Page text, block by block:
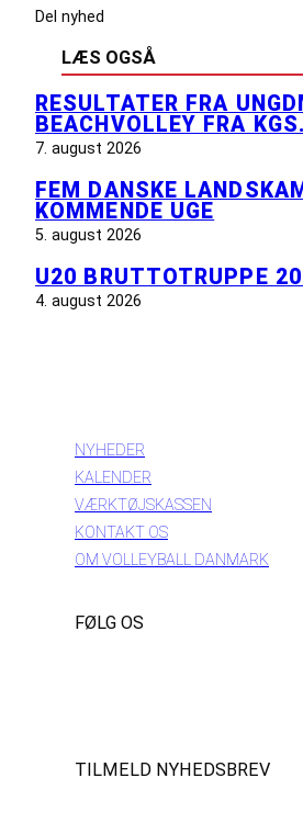
Del nyhed
LÆS OGSÅ
RESULTATER FRA
BEACHVOLLEY FRA
7. august 2026
FEM DANSKE
KOMMENDE UGE
5. august 2026
U20 BRUTTOTRUPPE
4. august 2026
NYHEDER
KALENDER
VÆRKTØJSKASSEN
KONTAKT OS
OM VOLLEYBALL DANMARK
FØLG OS
TILMELD NYHEDSBREV